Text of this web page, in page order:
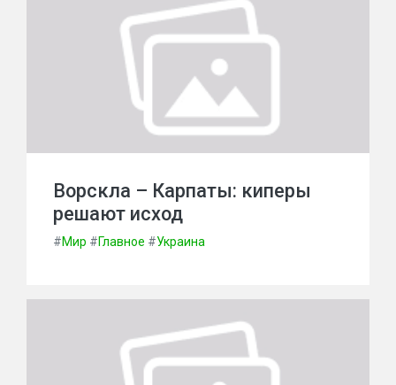
Ворскла – Карпаты: киперы
решают исход
#Мир #Главное #Украина